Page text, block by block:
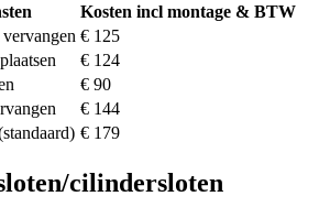
Kosten incl montage & BTW
€ 125
€ 124
€ 90
€ 144
€ 179
cilindersloten